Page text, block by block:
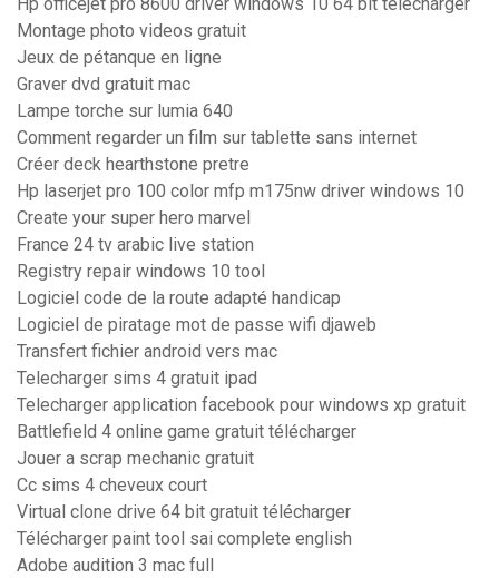
Hp officejet pro 8600 driver windows 10 64 bit télécharger
Montage photo videos gratuit
Jeux de pétanque en ligne
Graver dvd gratuit mac
Lampe torche sur lumia 640
Comment regarder un film sur tablette sans internet
Créer deck hearthstone pretre
Hp laserjet pro 100 color mfp m175nw driver windows 10
Create your super hero marvel
France 24 tv arabic live station
Registry repair windows 10 tool
Logiciel code de la route adapté handicap
Logiciel de piratage mot de passe wifi djaweb
Transfert fichier android vers mac
Telecharger sims 4 gratuit ipad
Telecharger application facebook pour windows xp gratuit
Battlefield 4 online game gratuit télécharger
Jouer a scrap mechanic gratuit
Cc sims 4 cheveux court
Virtual clone drive 64 bit gratuit télécharger
Télécharger paint tool sai complete english
Adobe audition 3 mac full